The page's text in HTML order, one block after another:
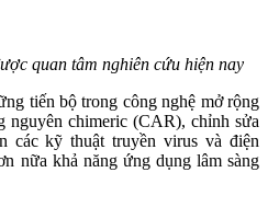
quan tâm nghiên cứu hiện nay
tiến bộ trong công nghệ mở rộng
nguyên chimeric (CAR), chỉnh sửa
các kỹ thuật truyền virus và điện
nữa khả năng ứng dụng lâm sàng